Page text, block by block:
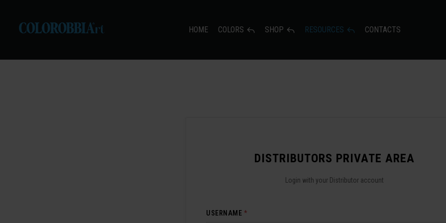
HOME COLORS SHOP RESOURCES CONTACTS
DISTRIBUTORS PRIVATE AREA
Login with your Distributor account
USERNAME *